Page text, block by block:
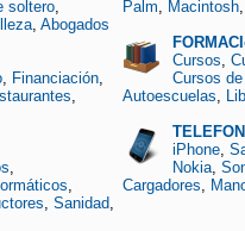
soltero,
, Abogados
, Financiación,
,
,
,
, Sanidad,
Palm, Macintosh
Cursos,
Cursos
Autoescuelas,
iPhone,
Nokia,
Cargadores,